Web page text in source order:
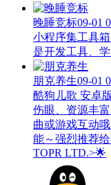
晚睡竞标09-01
小程序集工具
是开发工具、
朋克养生09-01
酷狗儿歌 安卓
伤眼、资源丰
曲或游戏互动
能～强烈推荐
TOPR LTD.>🌟